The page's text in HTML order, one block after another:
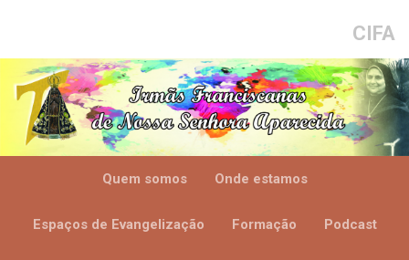
CIFA
Quem somos Onde estamos
Espaços de Evangelização Formação Podcast